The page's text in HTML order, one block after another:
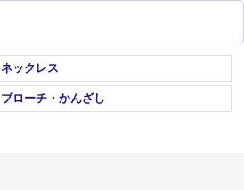
ネックレス
ブローチ・かんざし